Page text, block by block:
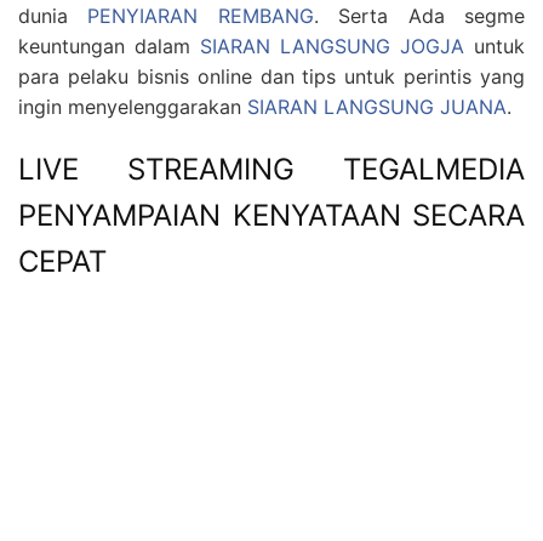
dunia PENYIARAN REMBANG. Serta Ada segme
keuntungan dalam SIARAN LANGSUNG JOGJA untuk
para pelaku bisnis online dan tips untuk perintis yang
ingin menyelenggarakan SIARAN LANGSUNG JUANA.
LIVE STREAMING TEGALMEDIA
PENYAMPAIAN KENYATAAN SECARA
CEPAT